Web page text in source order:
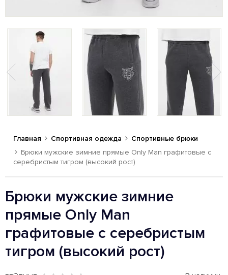
Главная Спортивная одежда
Спортивные брюки
Брюки мужские зимние прямые Only Man графитовые с
серебристым тигром (высокий рост)
Брюки мужские зимние
прямые Only Man
графитовые с серебристым
тигром (высокий рост)